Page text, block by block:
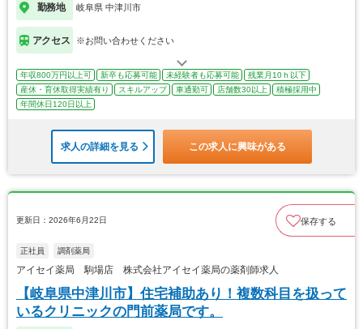
勤務地 岐阜県 中津川市
アクセス ※お問い合わせください
年収800万円以上可 新卒も応募可能 未経験者も応募可能
残業月10ｈ以下
産休・育休取得実績有り
スキルアップ 車通勤可 店舗数30以上
積極採用中
年間休日120日以上
求人の詳細を見る この求人に興味がある
更新日：2026年6月22日 保存する
正社員 調剤薬局
アイセイ薬局 駒場店 株式会社アイセイ薬局の薬剤師求人
【岐阜県中津川市】住宅補助あり！複数科目を扱って
いるクリニックの門前薬局です。